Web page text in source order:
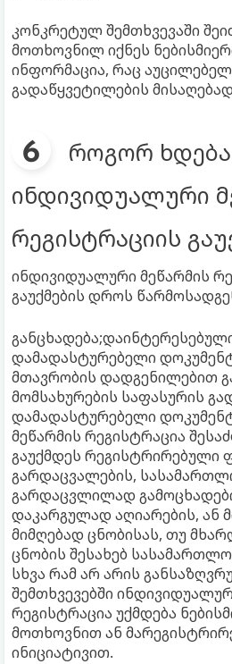
კონკრეტულ შემთხვევაში
მოთხოვნილ იქნეს
ინფორმაცია, რაც
გადაწყვეტილების
როგორ ხდება
ინდივიდუალური
რეგისტრაციის
ინდივიდუალური მეწარმის
გაუქმების დროს
დამადასტურებელი
მთავრობის დადგენილებით
მომსახურების საფასურის
დამადასტურებელი
მეწარმის რეგისტრაცია
გაუქმდეს რეგისტრირებული
გარდაცვალების,
გარდაცვლილად
დაკარგულად აღიარების, ან
მიმღებად ცნობისას, თუ
ცნობის შესახებ
სხვა რამ არ არის
შემთხვევებში
რეგისტრაცია უქმდება
მოთხოვნით ან
ინიციატივით.